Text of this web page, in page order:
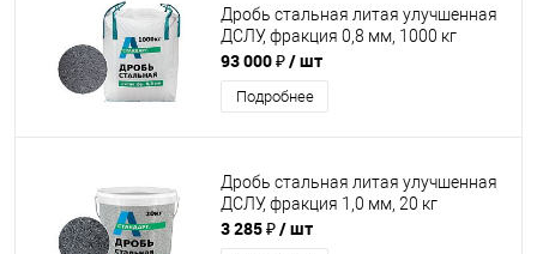
Дробь стальная литая улучшенная
ДСЛУ, фракция 0,8 мм, 1000 кг
93 000 ₽/ шт
Подробнее
Дробь стальная литая улучшенная
ДСЛУ, фракция 1,0 мм, 20 кг
3 285 ₽/ шт